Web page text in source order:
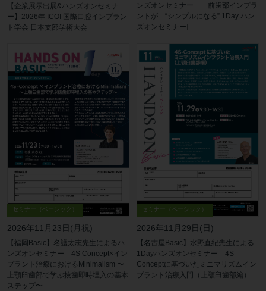
【企業展示出展&ハンズオンセミナ
ー】2026年 ICOI 国際口腔インプラン
ト学会 日本支部学術大会
ンズオンセミナー 「前歯部インプラ
ントが “シンプルになる” 1Day ハン
ズオンセミナー]
セミナー（ベーシック）
2026年11月23日(月祝)
【福岡Basic】名護太志先生によるハ
ンズオンセミナー 4S Concept×イン
プラント治療におけるMinimalism 〜
上顎臼歯部で学ぶ抜歯即時埋入の基本
ステップ〜
セミナー（ベーシック）
2026年11月29日(日)
【名古屋Basic】水野直紀先生による
1Dayハンズオンセミナー 4S-
Conceptに基づいたミニマリズムイン
プラント治療入門（上顎臼歯部編）